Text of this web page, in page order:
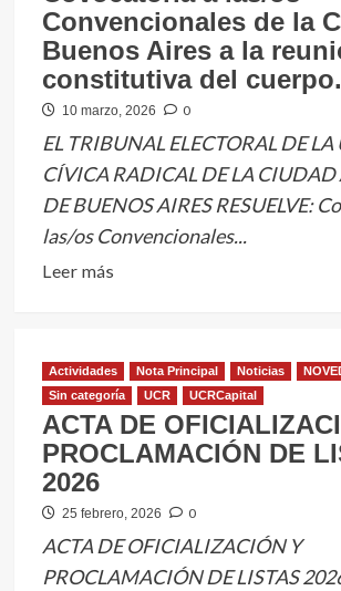
Convencionales de la
Buenos Aires a la
constitutiva del cuerpo.
10 marzo, 2026 0
EL TRIBUNAL ELECTORAL DE
CÍVICA RADICAL DE LA
DE BUENOS AIRES RESUELVE:
las/os Convencionales...
Leer másLeer
a
las/os
Convencionales
de
Ciudad
de
Buenos
Actividades Nota Principal Noticias
Sin categoría
UCR UCRCapital
ACTA DE
PROCLAMACIÓN DE
2026
25 febrero, 2026 0
ACTA DE OFICIALIZACIÓN Y
PROCLAMACIÓN DE LISTAS